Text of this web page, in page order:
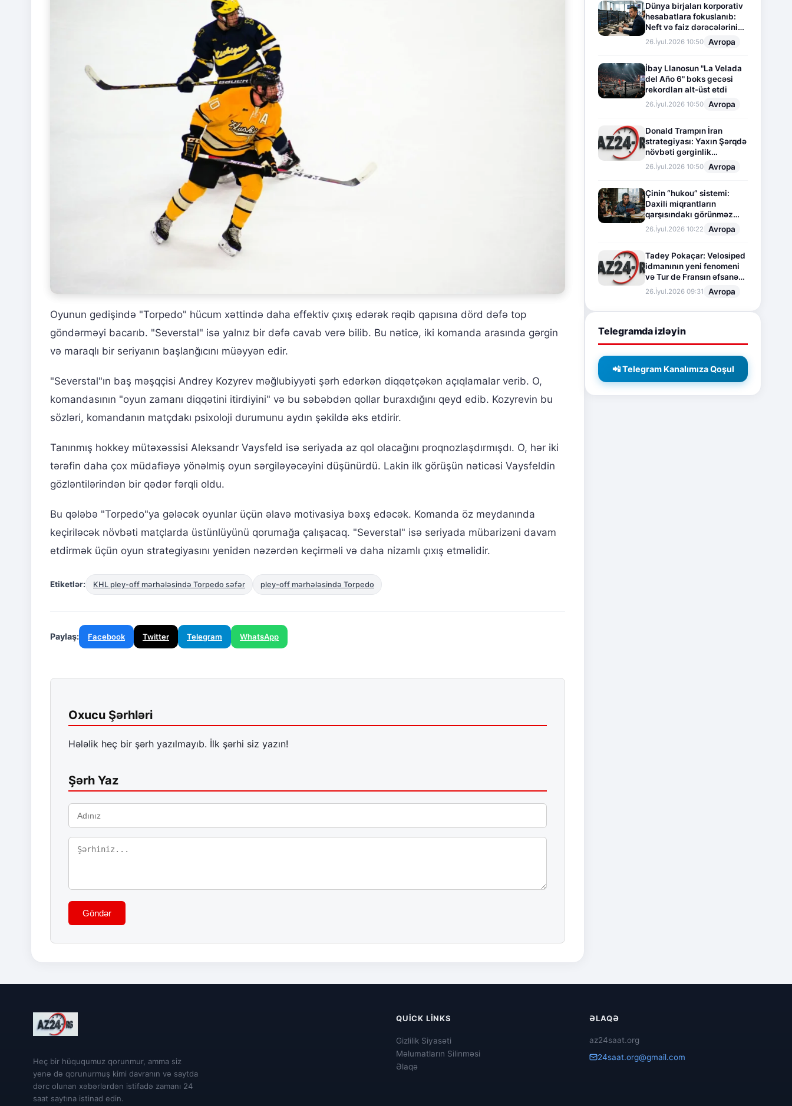
Oyunun gedişində "Torpedo" hücum xəttində daha effektiv çıxış edərək rəqib qapısına dörd dəfə top
göndərməyi bacarıb. "Severstal" isə yalnız bir dəfə cavab verə bilib. Bu nəticə, iki komanda arasında gərgin
və maraqlı bir seriyanın başlanğıcını müəyyən edir.
"Severstal"ın baş məşqçisi Andrey Kozyrev məğlubiyyəti şərh edərkən diqqətçəkən açıqlamalar verib. O,
komandasının "oyun zamanı diqqətini itirdiyini" və bu səbəbdən qollar buraxdığını qeyd edib. Kozyrevin bu
sözləri, komandanın matçdakı psixoloji durumunu aydın şəkildə əks etdirir.
Tanınmış hokkey mütəxəssisi Aleksandr Vaysfeld isə seriyada az qol olacağını proqnozlaşdırmışdı. O, hər iki
tərəfin daha çox müdafiəyə yönəlmiş oyun sərgiləyəcəyini düşünürdü. Lakin ilk görüşün nəticəsi Vaysfeldin
gözləntilərindən bir qədər fərqli oldu.
Bu qələbə "Torpedo"ya gələcək oyunlar üçün əlavə motivasiya bəxş edəcək. Komanda öz meydanında
keçiriləcək növbəti matçlarda üstünlüyünü qorumağa çalışacaq. "Severstal" isə seriyada mübarizəni davam
etdirmək üçün oyun strategiyasını yenidən nəzərdən keçirməli və daha nizamlı çıxış etməlidir.
Etiketlər: KHL pley-off mərhələsində Torpedo səfər pley-off mərhələsində Torpedo
Paylaş: Facebook Twitter Telegram WhatsApp
Oxucu Şərhləri
Hələlik heç bir şərh yazılmayıb. İlk şərhi siz yazın!
Şərh Yaz
Göndər
Dünya birjaları korporativ
hesabatlara fokuslanıb:
Neft və faiz dərəcələrinin
təsiri altında cari vəziyyət
26.İyul.2026 10:50 Avropa
İbay Llanosun "La Velada
del Año 6" boks gecəsi
rekordları alt-üst etdi
26.İyul.2026 10:50 Avropa
Donald Trampın İran
strategiyası: Yaxın Şərqdə
növbəti gərginlik
mərhələsi
26.İyul.2026 10:50 Avropa
Çinin “hukou” sistemi:
Daxili miqrantların
qarşısındakı görünməz
sədd
26.İyul.2026 10:22 Avropa
Tadey Pokaçar: Velosiped
idmanının yeni fenomeni
və Tur de Fransın əfsanəvi
səhifəsi
26.İyul.2026 09:31 Avropa
Telegramda izləyin
📲 Telegram Kanalımıza Qoşul
Heç bir hüququmuz qorunmur, amma siz
yenə də qorunurmuş kimi davranın və saytda
dərc olunan xəbərlərdən istifadə zamanı 24
saat saytına istinad edin.
QUICK LINKS
Gizlilik Siyasəti
Məlumatların Silinməsi
Əlaqə
ƏLAQƏ
az24saat.org
24saat.org@gmail.com